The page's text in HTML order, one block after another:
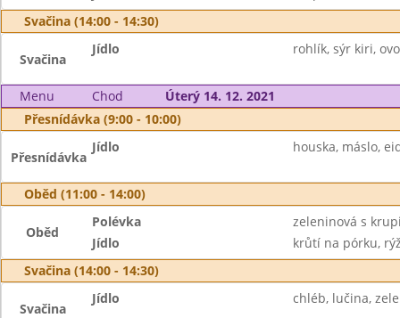
Svačina (14:00 - 14:30)
Svačina
Jídlo rohlík, sýr kiri,
Menu Chod
Úterý 14. 12. 2021
Přesnídávka (9:00 - 10:00)
Přesnídávka
Jídlo houska, máslo,
Oběd (11:00 - 14:00)
Oběd
Polévka
zeleninová s
Jídlo
krůtí na pórku,
Svačina (14:00 - 14:30)
Svačina
Jídlo chléb, lučina,